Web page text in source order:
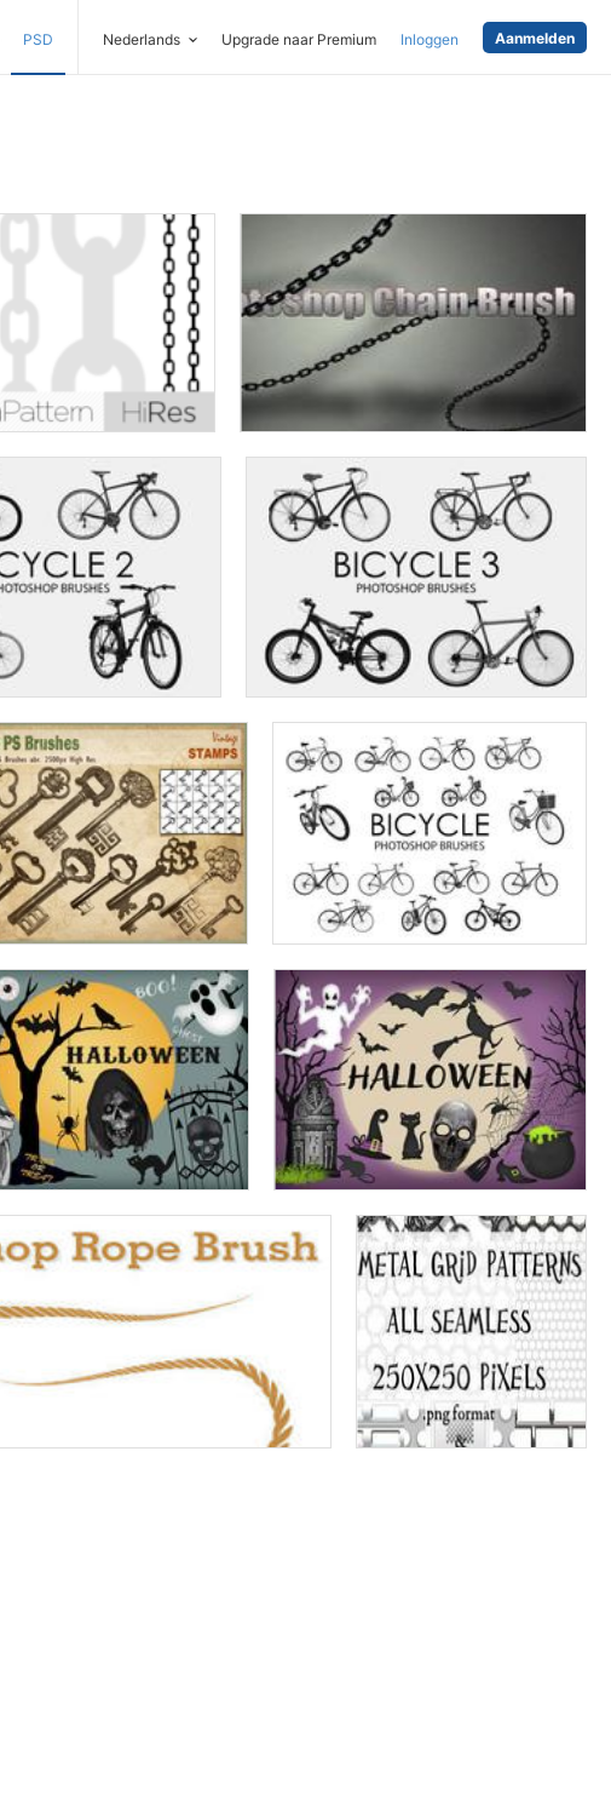
PSD Nederlands Upgrade naar Premium Inloggen Aanmelden